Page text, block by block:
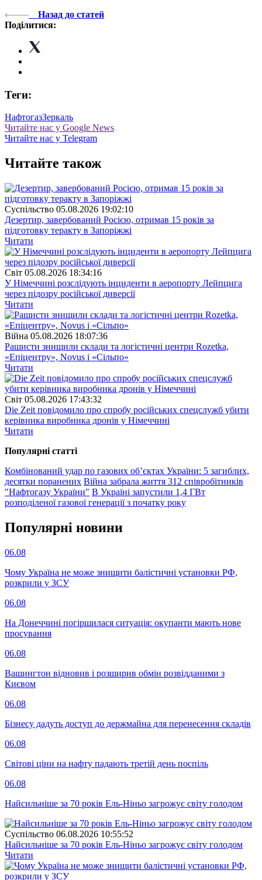
Назад до статей
Поділитися:
Теги:
НафтогазЗеркаль
Читайте нас у Google News
Читайте нас у Telegram
Читайте також
Суспiльство 05.08.2026 19:02:10
Дезертир, завербований Росією, отримав 15 років за
підготовку теракту в Запоріжжі
Читати
Свiт 05.08.2026 18:34:16
У Німеччині розслідують інциденти в аеропорту Лейпцига
через підозру російської диверсії
Читати
Війна 05.08.2026 18:07:36
Рашисти знищили склади та логістичні центри Rozetka,
«Епіцентру», Novus і «Сільпо»
Читати
Свiт 05.08.2026 17:43:32
Die Zeit повідомило про спробу російських спецслужб убити
керівника виробника дронів у Німеччині
Читати
Популярнi статтi
Комбінований удар по газових об’єктах України: 5 загиблих,
десятки поранених Війна забрала життя 312 співробітників
"Нафтогазу України" В Україні запустили 1,4 ГВт
розподіленої газової генерації з початку року
Популярнi новини
06.08
Чому Україна не може знищити балістичні установки РФ,
розкрили у ЗСУ
06.08
На Донеччині погіршилася ситуація: окупанти мають нове
просування
06.08
Вашингтон відновив і розширив обмін розвідданими з
Києвом
06.08
Бізнесу дадуть доступ до держмайна для перенесення складів
06.08
Світові ціни на нафту падають третій день поспіль
06.08
Найсильніше за 70 років Ель-Ніньо загрожує світу голодом
Суспiльство 06.08.2026 10:55:52
Найсильніше за 70 років Ель-Ніньо загрожує світу голодом
Читати